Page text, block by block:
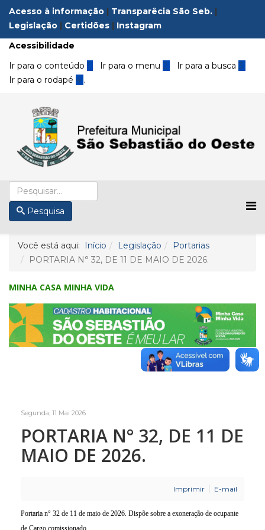
Acesso à informação | Transparêcia São Seb. |
Legislação | Certidões | Instagram
Acessibilidade
Ir para o conteúdo 1 Ir para o menu 2 Ir para a busca3
Ir para o rodapé 4 .
Pesquisa
Você está aqui: Início Legislação
Portarias
PORTARIA N° 32, DE 11 DE MAIO DE 2026.
MINHA CASA MINHA VIDA
Segunda, 11 Mai 2026
PORTARIA N° 32, DE 11 DE
MAIO DE 2026.
Imprimir E-mail
Portaria n° 32 de 11 de maio de 2026. Dispõe sobre a exoneração de ocupante
de Cargo comissionado.